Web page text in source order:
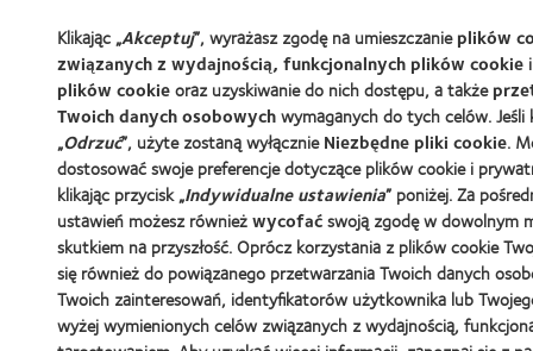
Klikając „Akceptuj”, wyrażasz zgodę na umieszczanieplików
związanych z wydajnością, funkcjonalnych plików cookie
plików cookieoraz uzyskiwanie do nich dostępu, a także
Twoich danych osobowychwymaganych do tych celów. Jeśli
„Odrzuć”, użyte zostaną wyłącznieNiezbędne pliki cookie.
dostosować swoje preferencje dotyczące plików cookie i
klikając przycisk „Indywidualne ustawienia” poniżej. Za
ustawień możesz równieżwycofaćswoją zgodę w dowolnym
skutkiem na przyszłość. Oprócz korzystania z plików cookie
się również do powiązanego przetwarzania Twoich danych
Twoich zainteresowań, identyfikatorów użytkownika lub
wyżej wymienionych celów związanych z wydajnością,